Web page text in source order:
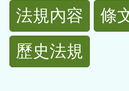
法
規
功
法規內容 條
歷史法規